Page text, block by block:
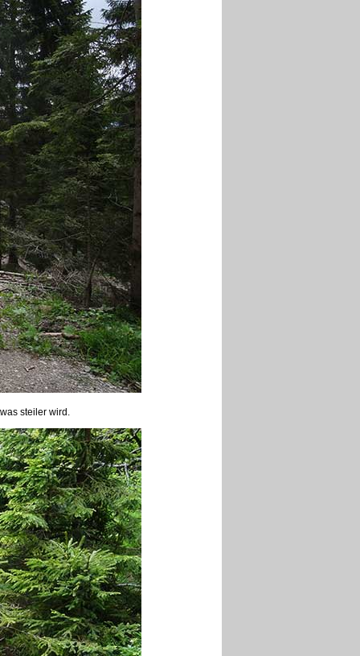
steiler wird.